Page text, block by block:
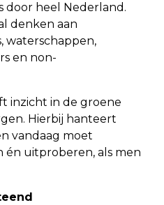
door heel Nederland.
denken aan
waterschappen,
en non-
inzicht in de groene
Hierbij hanteert
vandaag moet
én uitproberen, als men